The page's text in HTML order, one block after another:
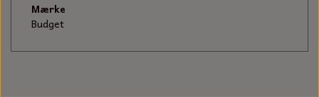
Mærke
Budget